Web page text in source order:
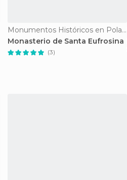
Monumentos Históricos en Polack
Monasterio de Santa Eufrosina
(3)